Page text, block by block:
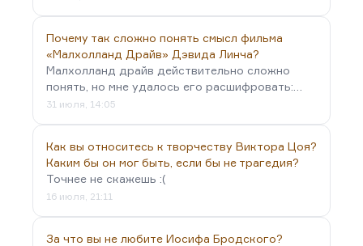
Почему так сложно понять смысл фильма
«Малхолланд Драйв» Дэвида Линча?
Малхолланд драйв действительно сложно
понять, но мне удалось его расшифровать:…
31 июля, 14:05
Как вы относитесь к творчеству Виктора Цоя?
Каким бы он мог быть, если бы не трагедия?
Точнее не скажешь :(
16 июля, 21:11
За что вы не любите Иосифа Бродского?